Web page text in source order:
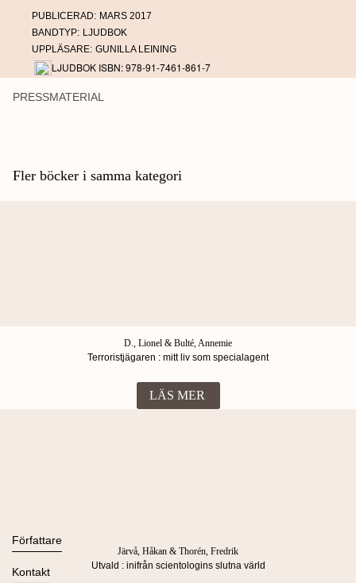
PUBLICERAD: MARS 2017
BANDTYP: LJUDBOK
UPPLÄSARE: GUNILLA LEINING
LJUDBOK ISBN: 978-91-7461-861-7
PRESSMATERIAL
Fler böcker i samma kategori
D., Lionel & Bulté, Annemie
Terroristjägaren : mitt liv som specialagent
LÄS MER
Järvå, Håkan & Thorén, Fredrik
Utvald : inifrån scientologins slutna värld
Alla böcker
Ljudböcker
Nyheter
Författare
Se alla
Kontakt